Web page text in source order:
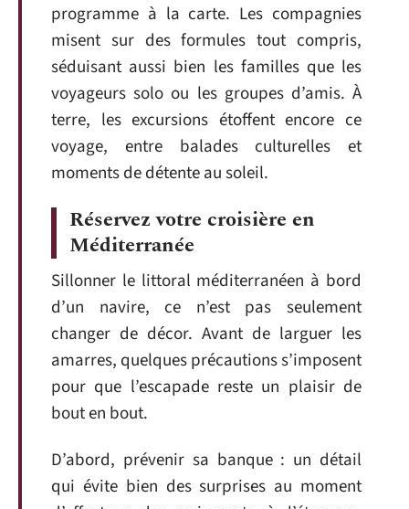
programme à la carte. Les compagnies
misent sur des formules tout compris,
séduisant aussi bien les familles que les
voyageurs solo ou les groupes d’amis. À
terre, les excursions étoffent encore ce
voyage, entre balades culturelles et
moments de détente au soleil.
Réservez votre croisière en
Méditerranée
Sillonner le littoral méditerranéen à bord
d’un navire, ce n’est pas seulement
changer de décor. Avant de larguer les
amarres, quelques précautions s’imposent
pour que l’escapade reste un plaisir de
bout en bout.
D’abord, prévenir sa banque : un détail
qui évite bien des surprises au moment